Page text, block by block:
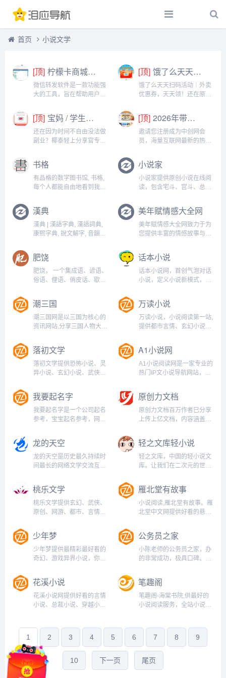
首页 小说文学
[顶] 柠檬卡商城24h自动发卡平台虚拟商品激活码自助购买商城
微信转发软件是一款功能强
大的工具，旨在帮助用户高
它提供了多种实用功能，包
括一键转发、朋友圈转发和
微信抢红包等。一键转发软
件使得用户可以轻松地将消
[顶] 饿了么天天扫码活动｜外卖优惠券，天天领！
饿了么天天扫码活动｜外卖
优惠券，天天领！还在原价
官方推出「天天扫码活
动」，用微信扫一扫，就能
领外卖专属优惠券，先领券
再下单，省钱更划算！优惠
[顶] 宝妈 / 学生党看过来！椰泰轻上分享官，时间自由，在家也能赚
还在因为时间不自由没法做
副业？椰泰轻上分享官专为
兼顾家庭的宝妈，还是想赚
生活费的学生党，都能在这
里找到适合自己的增收方
式。成为分享官，你可以自
[顶] 2026年带你闷声赚大钱，轻松月赚1000+
邀请您注册成为中创网会
员，海量互联网最新的热门
淘客，闲鱼，自媒体，
CPA，CPS，虚拟资源，各
类爆粉赚钱攻略，国内外最
新赚钱项目，都在中创网，
书格
有品格的数字图书馆, 书格,
每个人都能自由地看到我们
小说家
小说家提供原创小说在线阅
读，包含宅斗、宫斗、总
作品的在线阅读...
漢典
漢典 | 漢語字典, 漢語詞典,
康熙字典, 說文解字, 音韻方
美年赋情感大全网
美年赋情感大全网致力于为
您提供丰富的情感故事与实
媳关系等情感问题，帮助您
理解爱情的复杂性与分手后
的情感修复。无论是伤感日
志还是情感故事，我们都希
肥饶
肥饶， 一个集成语、谚语、
俗语、俚语、俏皮话、歇后
而谋学业之进，不爱珍器重
宝肥饶之地，以致天下好学
之士，齐心合力，相互扶
持，共同进步。...
话本小说
话本小说网，首创气泡对话
小说，定义小说新模式，读
趣！言情小说、玄幻小说、
都市小说、同人小说、校园
小说、鬼故事等应有尽有。
高品质移动创作社区，手机
潮三国
潮三国网是以三国为核心的
资讯网站,分享三国人物大
史故事等有关于三国的百科
类网站，为读者提供的详细
而全面的三国知识阅读平
台...
万读小说
万读小说，小说阅读第一站,
提供都市言情、玄幻小说、
小说、免费小说等在线阅读
以及免费下载。每日最快更
新,页面简洁,访问速度快。...
落初文学
落初文学提供恐怖小说、灵
异小说、玄幻小说、武侠小
读、手机阅读,无弹窗。...
A1小说网
A1小说阅读网是一家专业的
热门IP文小说导航网站，这
有。如时下最热的耽美小
说、激情小说、穿越小说、
言情小说、玄幻小说、都市
小说、重生小说，男生和女
我要起名字
我要起名字是一个公司起名
参考，宝宝起名参考，网名
原创力文档
原创力文档百万作者已分享
上传上亿文档，内容涵盖国
务文书/说明文书/规章制度/
统计图表/产品手册/演讲致
辞/通知申请书/工作计划/资
产评估/会计自学/活动策划
龙的天空
龙的天空是历史最久持续时
间最长的网络文学交流互动
全资讯动态，为网站、编
辑、作者、读者提供最专业
最全面的网络文学网络小说
资讯，提供最可靠最全面的
轻之文库轻小说
轻之文库，中国的轻小说文
库。让我们在二次元的世界
期举办轻小说新人赏，提供
APP下载。...
桃乐文学
桃乐文学提供玄幻、武侠、
原创、网游、都市、言情、
官场、穿越、重生等小说,最
新全本免费手机小说阅读推
荐。...
雁北堂有故事
小说阅读,雁北堂有故事。雁
北堂中文网提供好看的悬疑
小说，奇幻小说，仙侠小
说，科幻小说，言情小说等
原创文学作品在线阅读-
www.ebtang.com...
少年梦
少年梦提供最精彩最好看的
奇幻、游戏异界小说，你可
拥群山财富、精灵王廷间的
勾心斗角、矮人国度的世仇
历史以及人马的铁蹄踏平罗
马古城，阅读从未如此酣
公务员之家
小陈老师的公务员之家，办
的非常成功，极具口碑。在
性的文章和更具代表性的各
类文章，拥有120多个实用
范文栏目，非常值得已经成
为公务员或即将成为公务员
花溪小说
花溪小说网提供好看的言情
小说、总裁小说、穿越小
笔趣阁
笔趣阁-海棠书院,供最好的
小说阅读服务，全站小说免
1 2 3 4 5 6 7 8 9
10 下一页 尾页